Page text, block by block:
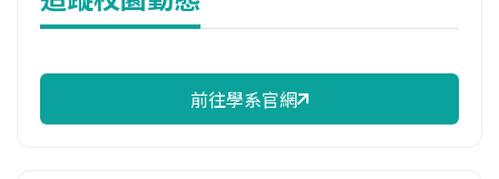
114年註冊率
113學年度上學期
前往學系官網